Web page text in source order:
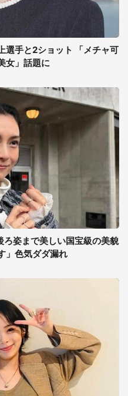
選手と2ショット 「メチャ可
女」話題に
姿まで美しい国宝級の美貌
」色気ダダ漏れ